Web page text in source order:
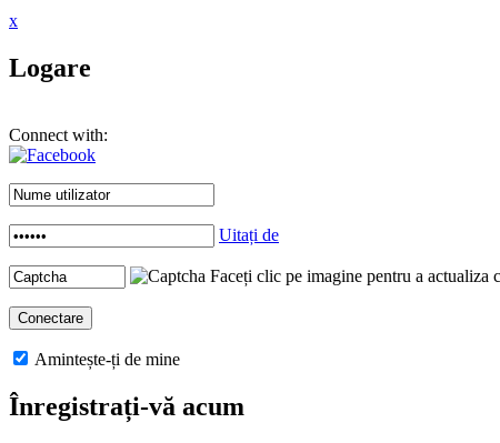
x
Logare
Connect with:
Uitați de
Faceți clic pe imagine pentru a actualiza
Amintește-ți de mine
Înregistrați-vă acum